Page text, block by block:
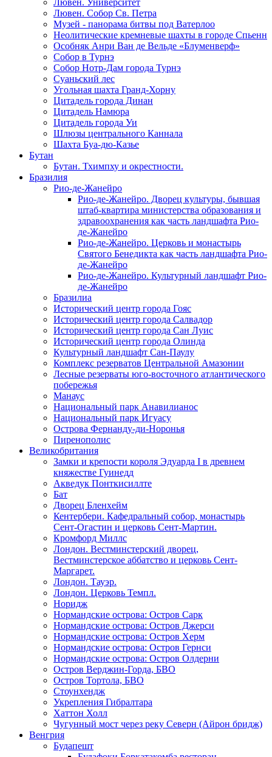
Лювен. Университет
Лювен. Собор Св. Петра
Музей - панорама битвы под Ватерлоо
Неолитические кремневые шахты в городе Спьенн
Особняк Анри Ван де Вельде «Блуменверф»
Собор в Турнэ
Собор Нотр-Дам города Турнэ
Суаньский лес
Угольная шахта Гранд-Хорну
Цитадель города Динан
Цитадель Намюра
Цитадель города Уи
Шлюзы центрального Каннала
Шахта Буа-дю-Казье
Бутан
Бутан. Тхимпху и окрестности.
Бразилия
Рио-де-Жанейро
Рио-де-Жанейро. Дворец культуры, бывшая
штаб-квартира министерства образования и
здравоохранения как часть ландшафта Рио-
де-Жанейро
Рио-де-Жанейро. Церковь и монастырь
Святого Бенедикта как часть ландшафта Рио-
де-Жанейро
Рио-де-Жанейро. Культурный ландшафт Рио-
де-Жанейро
Бразилиа
Исторический центр города Гояс
Исторический центр города Салвадор
Исторический центр города Сан Луис
Исторический центр города Олинда
Культурный ландшафт Сан-Паулу
Комплекс резерватов Центральной Амазонии
Лесные резерваты юго-восточного атлантического
побережья
Манаус
Национальный парк Анавилианос
Национальный парк Игуасу
Острова Фернанду-ди-Норонья
Пиренополис
Великобритания
Замки и крепости короля Эдуарда I в древнем
княжестве Гуинедд
Акведук Понткисиллте
Бат
Дворец Бленхейм
Кентербери. Кафедральный собор, монастырь
Сент-Огастин и церковь Сент-Мартин.
Кромфорд Миллс
Лондон. Вестминстерский дворец,
Вестминстерское аббатство и церковь Cент-
Маргарет.
Лондон. Тауэр.
Лондон. Церковь Темпл.
Норидж
Нормандские острова: Остров Сарк
Нормандские острова: Остров Джерси
Нормандские острова: Остров Херм
Нормандские острова: Остров Гернси
Нормандские острова: Остров Олдерни
Остров Верджин-Горда, БВО
Остров Тортола, БВО
Стоунхендж
Укрепления Гибралтара
Хаттон Холл
Чугунный мост через реку Северн (Айрон бридж)
Венгрия
Будапешт